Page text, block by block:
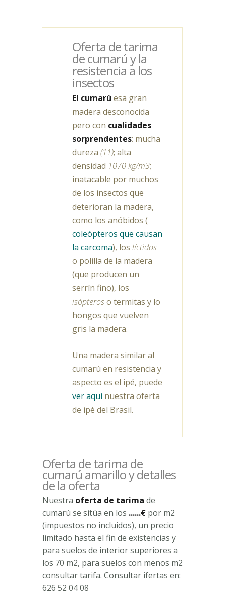
Oferta de tarima
de cumarú y la
resistencia a los
insectos
El cumarú esa gran
madera desconocida
pero con cualidades
sorprendentes: mucha
dureza (11); alta
densidad 1070 kg/m3;
inatacable por muchos
de los insectos que
deterioran la madera,
como los anóbidos (
coleópteros que causan
la carcoma), los líctidos
o polilla de la madera
(que producen un
serrín fino), los
isópteroso termitas y lo
hongos que vuelven
gris la madera.
Una madera similar al
cumarú en resistencia y
aspecto es el ipé, puede
ver aquínuestra oferta
de ipé del Brasil.
Oferta de tarima de
cumarú amarillo y detalles
de la oferta
Nuestra oferta de tarima de
cumarú se sitúa en los ......€ por m2
(impuestos no incluidos), un precio
limitado hasta el fin de existencias y
para suelos de interior superiores a
los 70 m2, para suelos con menos m2
consultar tarifa. Consultar ifertas en:
626 52 04 08